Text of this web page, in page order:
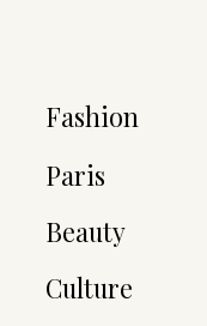
Fashion
Paris
Beauty
Culture